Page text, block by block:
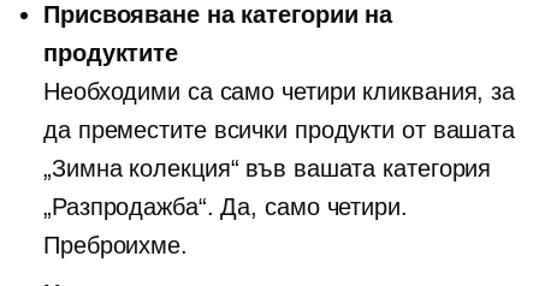
Присвояване на категории на
продуктите
Необходими са само четири кликвания, за
да преместите всички продукти от вашата
„Зимна колекция“ във вашата категория
„Разпродажба“. Да, само четири.
Преброихме.